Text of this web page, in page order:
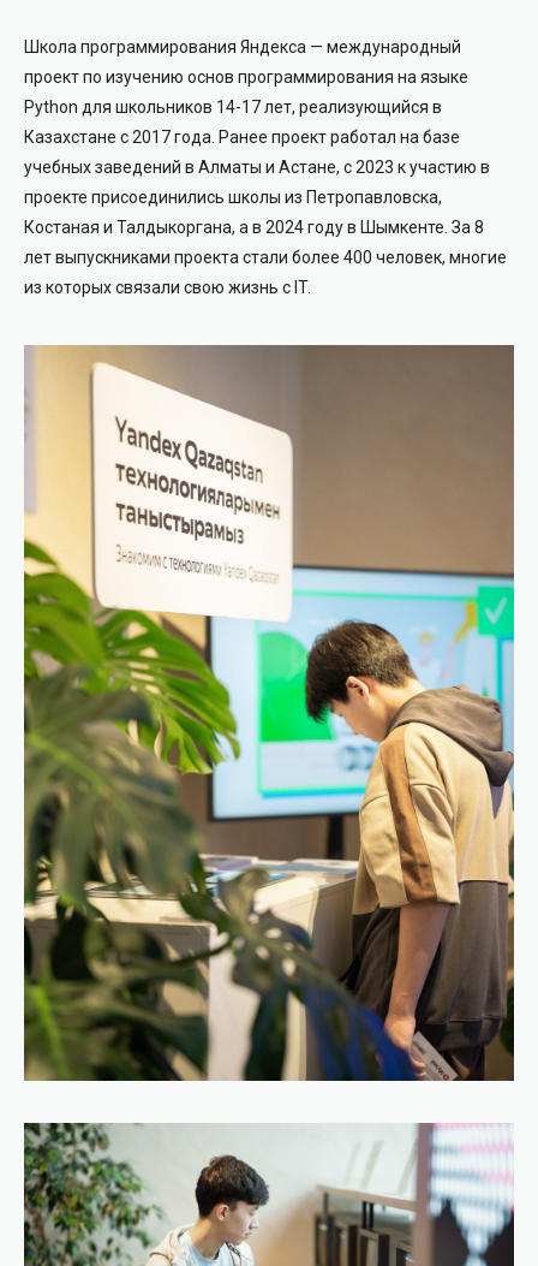
Школа программирования Яндекса — международный
проект по изучению основ программирования на языке
Python для школьников 14-17 лет, реализующийся в
Казахстане с 2017 года. Ранее проект работал на базе
учебных заведений в Алматы и Астане, с 2023 к участию в
проекте присоединились школы из Петропавловска,
Костаная и Талдыкоргана, а в 2024 году в Шымкенте. За 8
лет выпускниками проекта стали более 400 человек, многие
из которых связали свою жизнь с IT.